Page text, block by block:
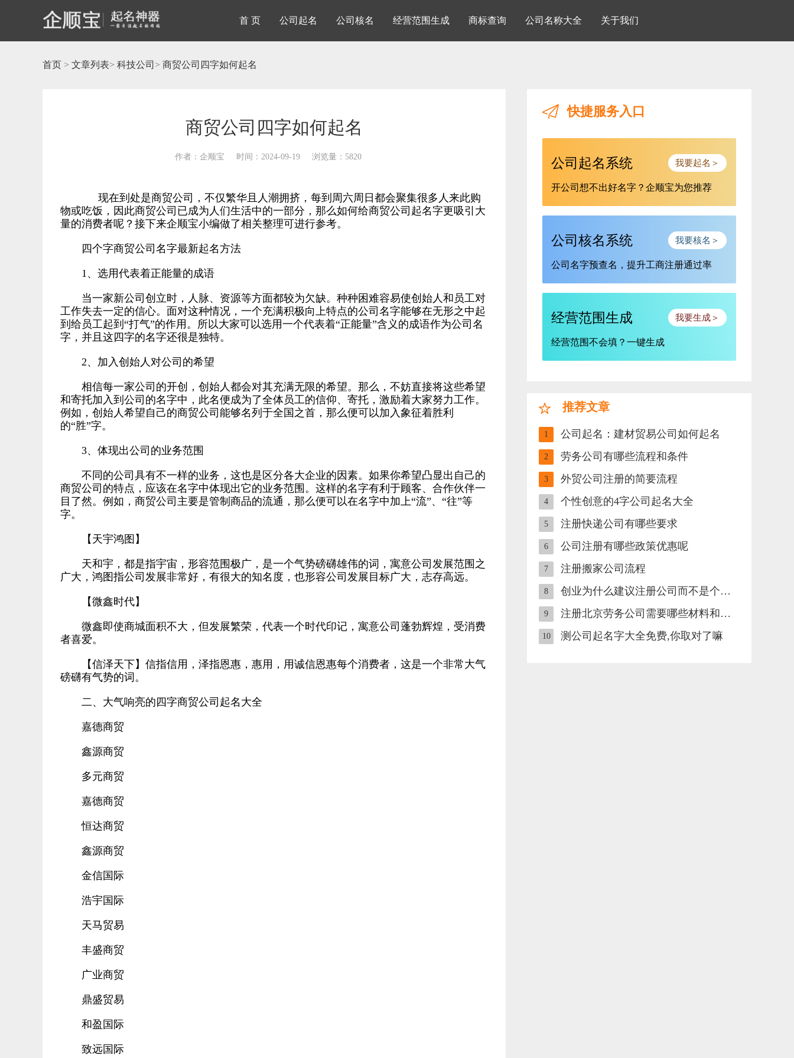
首 页 公司起名 公司核名 经营范围生成 商标查询 公司名称大全 关于我们
首页 > 文章列表> 科技公司 > 商贸公司四字如何起名
商贸公司四字如何起名
作者：企顺宝 时间：2024-09-19 浏览量：5820
现在到处是商贸公司，不仅繁华且人潮拥挤，每到周六周日都会聚集很多人来此购
物或吃饭，因此商贸公司已成为人们生活中的一部分，那么如何给商贸公司起名字更吸引大
量的消费者呢？接下来企顺宝小编做了相关整理可进行参考。
四个字商贸公司名字最新起名方法
1、选用代表着正能量的成语
当一家新公司创立时，人脉、资源等方面都较为欠缺。种种困难容易使创始人和员工对
工作失去一定的信心。面对这种情况，一个充满积极向上特点的公司名字能够在无形之中起
到给员工起到“打气”的作用。所以大家可以选用一个代表着“正能量”含义的成语作为公司名
字，并且这四字的名字还很是独特。
2、加入创始人对公司的希望
相信每一家公司的开创，创始人都会对其充满无限的希望。那么，不妨直接将这些希望
和寄托加入到公司的名字中，此名便成为了全体员工的信仰、寄托，激励着大家努力工作。
例如，创始人希望自己的商贸公司能够名列于全国之首，那么便可以加入象征着胜利
的“胜”字。
3、体现出公司的业务范围
不同的公司具有不一样的业务，这也是区分各大企业的因素。如果你希望凸显出自己的
商贸公司的特点，应该在名字中体现出它的业务范围。这样的名字有利于顾客、合作伙伴一
目了然。例如，商贸公司主要是管制商品的流通，那么便可以在名字中加上“流”、“往”等
字。
【天宇鸿图】
天和宇，都是指宇宙，形容范围极广，是一个气势磅礴雄伟的词，寓意公司发展范围之
广大，鸿图指公司发展非常好，有很大的知名度，也形容公司发展目标广大，志存高远。
【微鑫时代】
微鑫即使商城面积不大，但发展繁荣，代表一个时代印记，寓意公司蓬勃辉煌，受消费
者喜爱。
【信泽天下】信指信用，泽指恩惠，惠用，用诚信恩惠每个消费者，这是一个非常大气
磅礴有气势的词。
二、大气响亮的四字商贸公司起名大全
嘉德商贸
鑫源商贸
多元商贸
嘉德商贸
恒达商贸
鑫源商贸
金信国际
浩宇国际
天马贸易
丰盛商贸
广业商贸
鼎盛贸易
和盈国际
致远国际
快捷服务入口
公司起名系统 我要起名＞
开公司想不出好名字？企顺宝为您推荐
公司核名系统 我要核名＞
公司名字预查名，提升工商注册通过率
经营范围生成 我要生成＞
经营范围不会填？一键生成
推荐文章
1 公司起名：建材贸易公司如何起名
2 劳务公司有哪些流程和条件
3 外贸公司注册的简要流程
4 个性创意的4字公司起名大全
5 注册快递公司有哪些要求
6 公司注册有哪些政策优惠呢
7 注册搬家公司流程
8 创业为什么建议注册公司而不是个体工商户
9 注册北京劳务公司需要哪些材料和流程
10 测公司起名字大全免费,你取对了嘛